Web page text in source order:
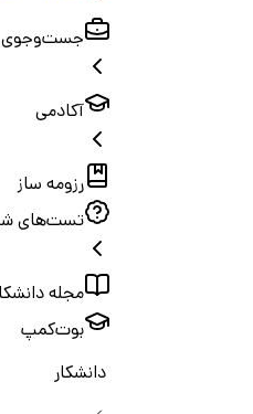
آکادمی
رزومه ساز
تست‌های
مجله
بوت‌کمپ
دانشکار